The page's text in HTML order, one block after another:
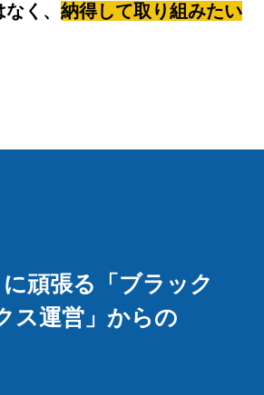
く、 納得して取り組みたい
頑張る「ブラック
ス運営」からの